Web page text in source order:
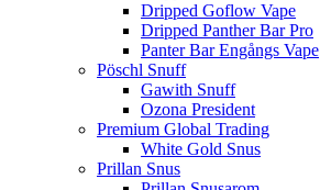
Dripped Goflow Vape
Dripped Panther Bar Pro
Panter Bar Engångs Vape
Pöschl Snuff
Gawith Snuff
Ozona President
Premium Global Trading
White Gold Snus
Prillan Snus